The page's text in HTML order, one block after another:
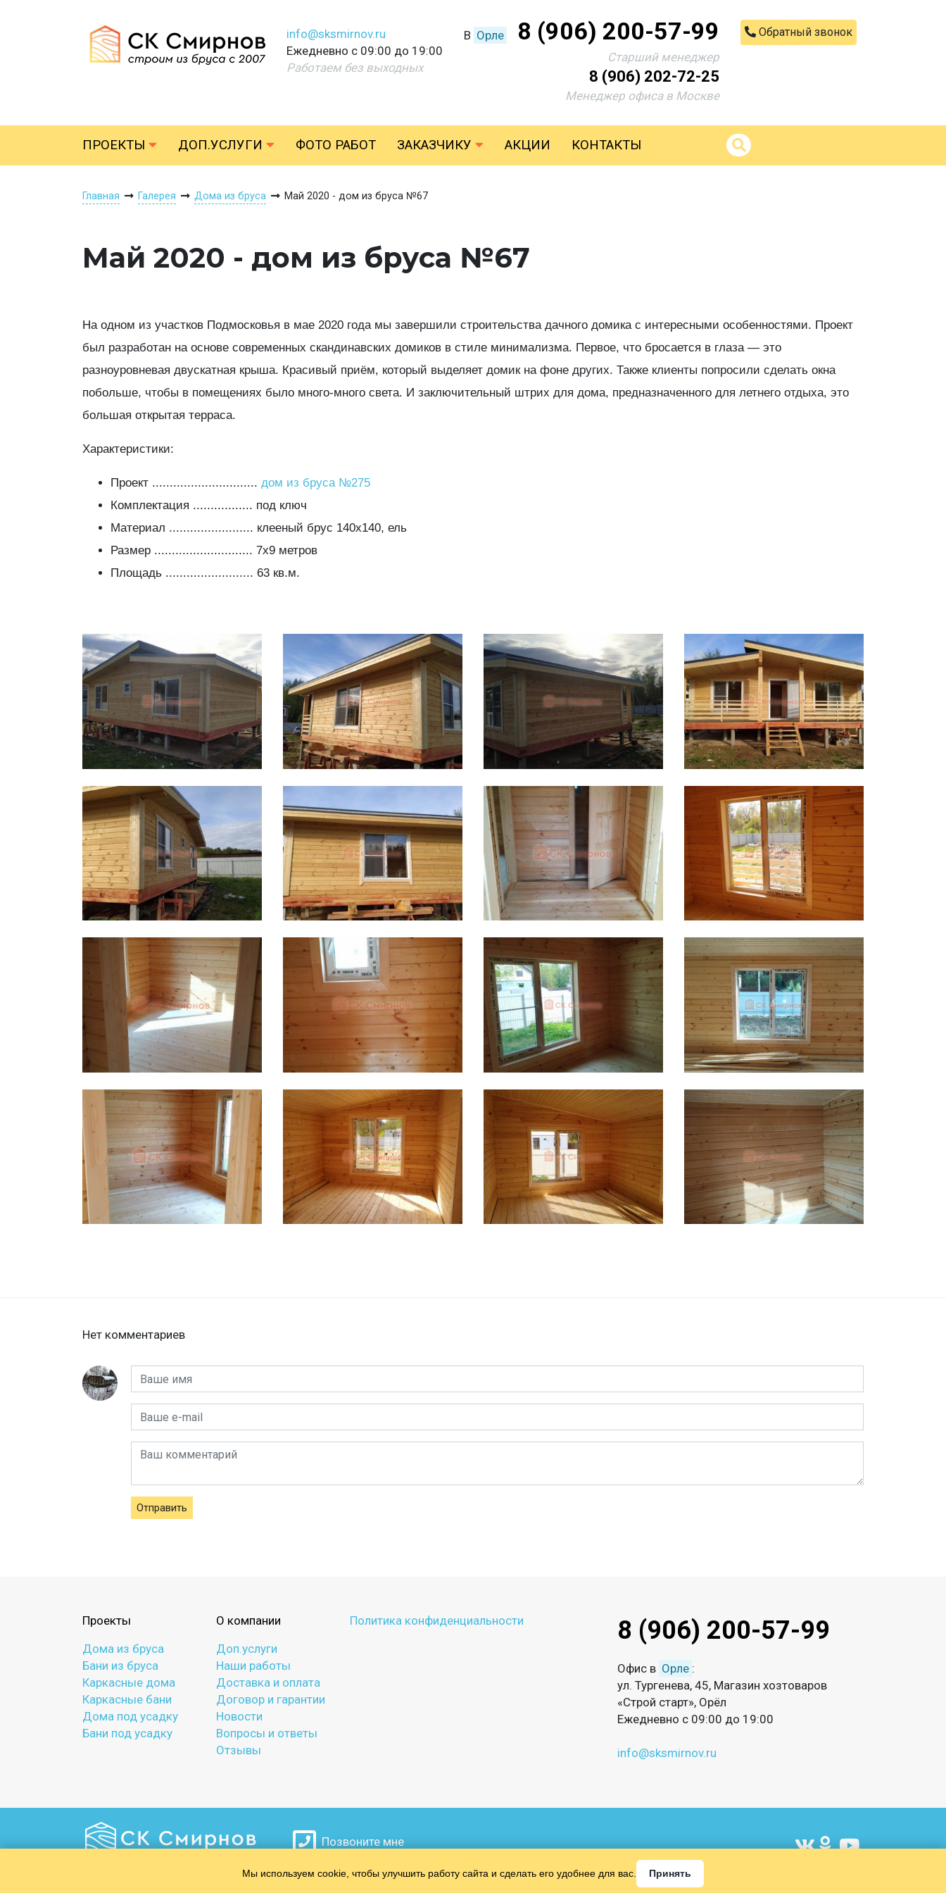
info@sksmirnov.ru
Ежедневно с 09:00 до 19:00
Работаем без выходных
В Орле 8 (906) 200-57-99
Старший менеджер
8 (906) 202-72-25
Менеджер офиса в Москве
Обратный звонок
ПРОЕКТЫ ДОП.УСЛУГИ ФОТО РАБОТ ЗАКАЗЧИКУ АКЦИИ КОНТАКТЫ
Главная Галерея Дома из бруса Май 2020 - дом из бруса №67
Май 2020 - дом из бруса №67
На одном из участков Подмосковья в мае 2020 года мы завершили строительства дачного домика с интересными особенностями. Проект
был разработан на основе современных скандинавских домиков в стиле минимализма. Первое, что бросается в глаза — это
разноуровневая двускатная крыша. Красивый приём, который выделяет домик на фоне других. Также клиенты попросили сделать окна
побольше, чтобы в помещениях было много-много света. И заключительный штрих для дома, предназначенного для летнего отдыха, это
большая открытая терраса.
Характеристики:
Проект .............................. дом из бруса №275
Комплектация ................. под ключ
Материал ........................ клееный брус 140х140, ель
Размер ............................ 7х9 метров
Площадь ......................... 63 кв.м.
Нет комментариев
Отправить
Проекты
Дома из бруса
Бани из бруса
Каркасные дома
Каркасные бани
Дома под усадку
Бани под усадку
О компании
Доп.услуги
Наши работы
Доставка и оплата
Договор и гарантии
Новости
Вопросы и ответы
Отзывы
Политика конфиденциальности 8 (906) 200-57-99
Офис в Орле :
ул. Тургенева, 45, Магазин хозтоваров
«Строй старт», Орёл
Ежедневно с 09:00 до 19:00
info@sksmirnov.ru
Позвоните мне ​​​​​​​
Мы используем cookie, чтобы улучшить работу сайта и сделать его удобнее для вас. Принять